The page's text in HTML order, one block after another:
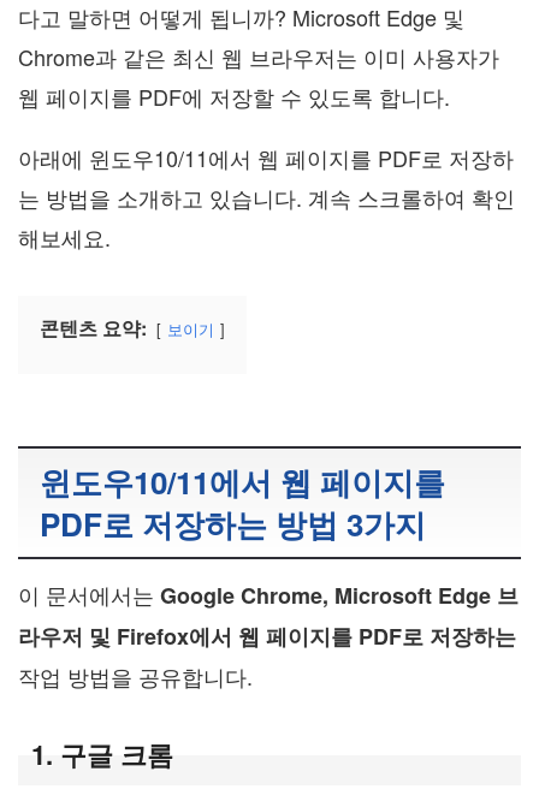
다고 말하면 어떻게 됩니까? Microsoft Edge 및
Chrome과 같은 최신 웹 브라우저는 이미 사용자가
웹 페이지를 PDF에 저장할 수 있도록 합니다.
아래에 윈도우10/11에서 웹 페이지를 PDF로 저장하
는 방법을 소개하고 있습니다. 계속 스크롤하여 확인
해보세요.
콘텐츠 요약: 보이기
윈도우10/11에서 웹 페이지를
PDF로 저장하는 방법 3가지
이 문서에서는 Google Chrome, Microsoft Edge 브
라우저 및 Firefox에서 웹 페이지를 PDF로 저장하는
작업 방법을 공유합니다.
1. 구글 크롬